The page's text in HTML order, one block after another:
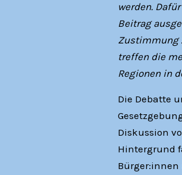
werden.
Beitrag
Zustimmung
treffen die
Regionen in
Die Debatte
Diskussion
Hintergrund
Bürger:innen